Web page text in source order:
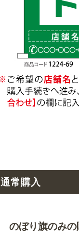
通常購入
のぼり旗のみの